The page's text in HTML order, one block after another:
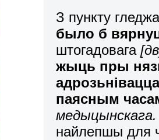
З пункту
было б
штогадовага
жыць пры
паясным
найлепшы для